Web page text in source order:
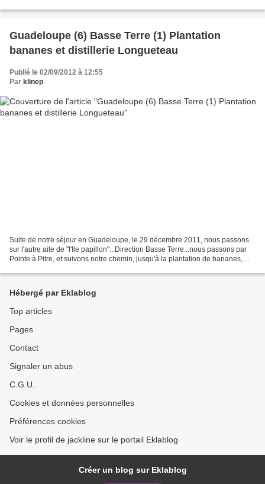
Guadeloupe (6) Basse Terre (1) Plantation
bananes et distillerie Longueteau
Publié le 02/09/2012 à 12:55
Par klinep
Suite de notre séjour en Guadeloupe, le 29 décembre 2011, nous passons
sur l'autre aile de "l'Ile papillon"...Direction Basse Terre...nous passons par
Pointe à Pitre, et suivons notre chemin, jusqu'à la plantation de bananes,
Hébergé par Eklablog
Top articles
Pages
Contact
Signaler un abus
C.G.U.
Cookies et données personnelles
Préférences cookies
Voir le profil de jackline sur le portail Eklablog
Créer un blog sur Eklablog